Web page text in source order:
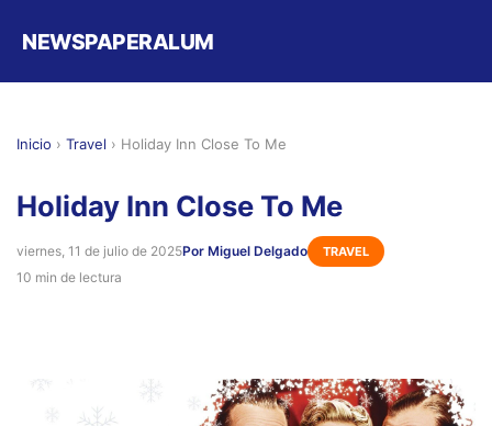
NEWSPAPERALUM
Inicio › Travel › Holiday Inn Close To Me
Holiday Inn Close To Me
viernes, 11 de julio de 2025Por Miguel Delgado TRAVEL
10 min de lectura